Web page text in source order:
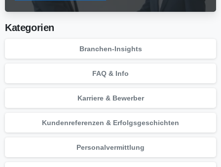
Kategorien
Branchen-Insights
FAQ & Info
Karriere & Bewerber
Kundenreferenzen & Erfolgsgeschichten
Personalvermittlung